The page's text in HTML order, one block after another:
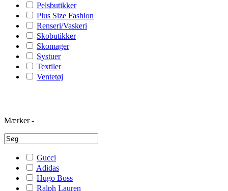
Pelsbutikker
Plus Size Fashion
Renseri/Vaskeri
Skobutikker
Skomager
Systuer
Textiler
Ventetøj
Mærker -
Gucci
Adidas
Hugo Boss
Ralph Lauren